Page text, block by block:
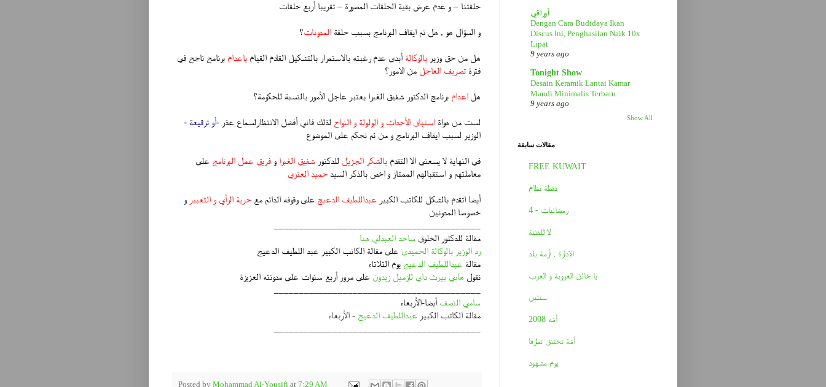
حلقتنا – و عدم عرض بقية الحلقات المصورة – تقريبا أربع حلقات
و السؤال هو , هل تم ايقاف البرنامج بسبب حلقة المدونات؟
هل من حق وزير بالوكالة أبدى عدم رغبته بالاستمرار بالتشكيل القادم القيام باعدام برنامج ناجح في
فترة تصريف العاجل من الامور؟
هل اعدام برنامج الدكتور شفيق الغبرا يعتبر عاجل الأمور بالنسبة للحكومة؟
لست من هواة استباق الأحداث و الولولة و النواح لذلك فاني أفضل الانتظارلسماع عذر -أو ترقيعة -
الوزير لسبب ايقاف البرنامج و من ثم نحكم على الموضوع
في النهاية لا يسعني الا التقدم بالشكر الجزيل للدكتور شفيق الغبرا و فريق عمل البرنامج على
معاملتهم و استقبالهم الممتاز و اخص بالذكر السيد حميد العنزي
أيضا اتقدم بالشكل للكاتب الكبير عبداللطيف الدعيج على وقوفه الدائم مع حرية الرأي و التعبير و
خصوصا المدونين
مقالة للدكتور الخلوق ساجد العبدلي هنا
رد الوزير بالوكالة الحميدي على مقالة الكاتب الكبير عبد اللطيف الدعيج
مقالة عبداللطيف الدعيج يوم الثلاثاء
نقول هابي بيرث داي للزميل زيدون على مرور أربع سنوات على مدونته العزيزة
سامي النصف أيضا-الأربعاء
مقالة الكاتب الكبير عبداللطيف الدعيج - الأربعاء
Posted by Mohammad Al-Yousifi at 7:29 AM
أوراقي
Dengan Cara Budidaya Ikan
Discus Ini, Penghasilan Naik 10x
Lipat
9 years ago
Tonight Show
Desain Keramik Lantai Kamar
Mandi Minimalis Terbaru
9 years ago
Show All
مقالات سابقة
FREE KUWAIT
نقطة نظام
رمضانيات - 4
لا للفتنة
الادارة , أزمة بلد
يا خائن العروبة و العرب
سنتين
أمّه 2008
أمّة تختنق تطرفا
يوم مشهود